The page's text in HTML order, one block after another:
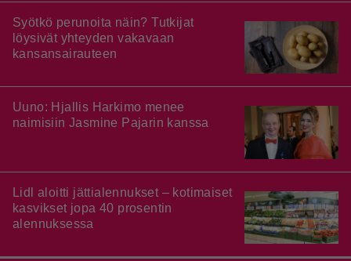
Syötkö perunoita näin? Tutkijat
löysivät yhteyden vakavaan
kansansairauteen
Uuno: Hjallis Harkimo menee
naimisiin Jasmine Pajarin kanssa
Lidl aloitti jättialennukset – kotimaiset
kasvikset jopa 40 prosentin
alennuksessa